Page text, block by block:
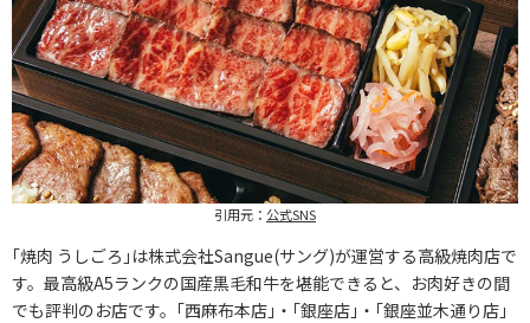
引用元： 公式SNS
｢焼肉 うしごろ｣は株式会社Sangue(サング)が運営する高級焼肉店で
す。最高級A5ランクの国産黒毛和牛を堪能できると、お肉好きの間
でも評判のお店です。｢西麻布本店｣・｢銀座店｣・｢銀座並木通り店｣